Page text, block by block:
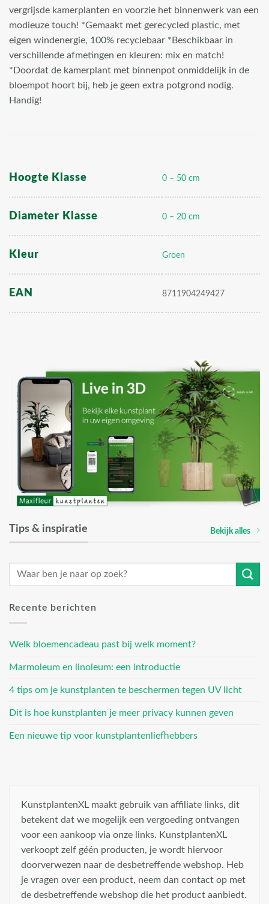
vergrijsde kamerplanten en voorzie het binnenwerk van een
modieuze touch! *Gemaakt met gerecycled plastic, met
eigen windenergie, 100% recyclebaar *Beschikbaar in
verschillende afmetingen en kleuren: mix en match!
*Doordat de kamerplant met binnenpot onmiddelijk in de
bloempot hoort bij, heb je geen extra potgrond nodig.
Handig!
Hoogte Klasse 0 – 50 cm
Diameter Klasse 0 – 20 cm
Kleur Groen
EAN 8711904249427
Tips & inspiratie Bekijk alles
Recente berichten
Welk bloemencadeau past bij welk moment?
Marmoleum en linoleum: een introductie
4 tips om je kunstplanten te beschermen tegen UV licht
Dit is hoe kunstplanten je meer privacy kunnen geven
Een nieuwe tip voor kunstplantenliefhebbers
KunstplantenXL maakt gebruik van affiliate links, dit
betekent dat we mogelijk een vergoeding ontvangen
voor een aankoop via onze links. KunstplantenXL
verkoopt zelf géén producten, je wordt hiervoor
doorverwezen naar de desbetreffende webshop. Heb
je vragen over een product, neem dan contact op met
de desbetreffende webshop die het product aanbiedt.